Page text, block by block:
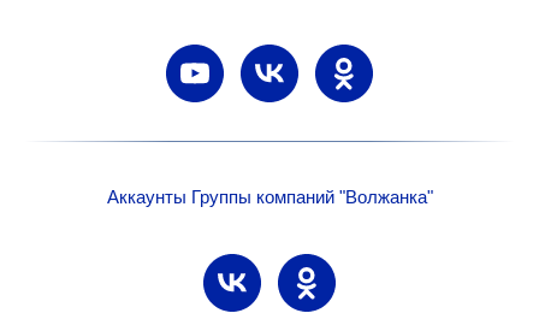
Аккаунты Группы компаний "Волжанка"